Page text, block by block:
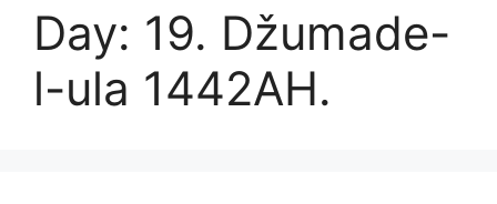
Day: 19. Džumade-
l-ula 1442AH.